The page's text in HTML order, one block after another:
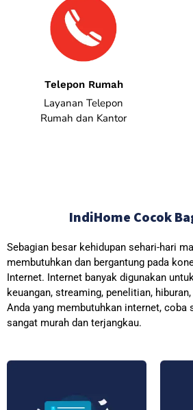
Telepon Rumah
Layanan Telepon
Rumah dan Kantor
IndiHome Cocok
Sebagian besar kehidupan sehari-hari
membutuhkan dan bergantung pada
Internet. Internet banyak digunakan
keuangan, streaming, penelitian,
Anda yang membutuhkan internet, coba
sangat murah dan terjangkau.